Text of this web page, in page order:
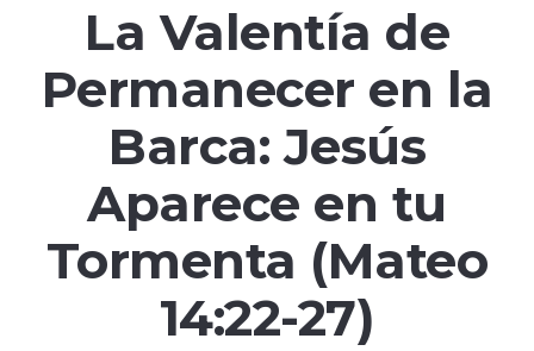
La Valentía de
Permanecer en la
Barca: Jesús
Aparece en tu
Tormenta (Mateo
14:22-27)